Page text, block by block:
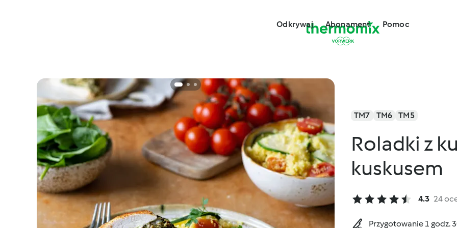
Odkrywaj Abonament Pomoc
TM7 TM6 TM5
Roladki z
kuskusem
4.3 24
Przygotowanie 1 godz.